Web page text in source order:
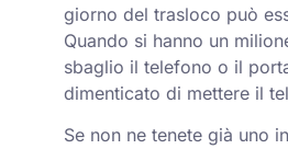
giorno del trasloco può
Quando si hanno un
sbaglio il telefono o il
dimenticato di mettere il
Se non ne tenete già uno